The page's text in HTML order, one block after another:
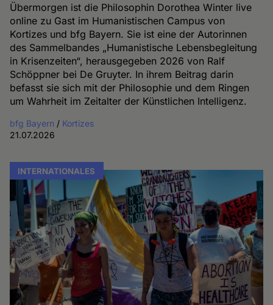
Übermorgen ist die Philosophin Dorothea Winter live
online zu Gast im Humanistischen Campus von
Kortizes und bfg Bayern. Sie ist eine der Autorinnen
des Sammelbandes „Humanistische Lebensbegleitung
in Krisenzeiten“, herausgegeben 2026 von Ralf
Schöppner bei De Gruyter. In ihrem Beitrag darin
befasst sie sich mit der Philosophie und dem Ringen
um Wahrheit im Zeitalter der Künstlichen Intelligenz.
bfg Bayern / Kortizes
21.07.2026
INTERNATIONALES